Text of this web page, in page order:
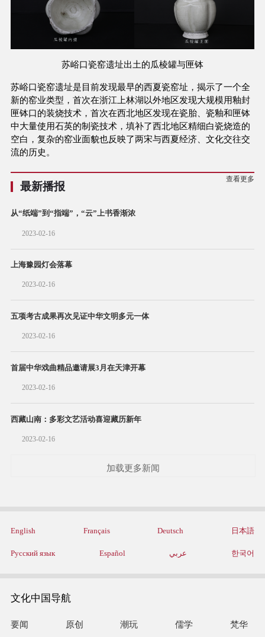
苏峪口瓷窑遗址出土的瓜棱罐与匣钵
苏峪口瓷窑遗址是目前发现最早的西夏瓷窑址，揭示了一个全
新的窑业类型，首次在浙江上林湖以外地区发现大规模用釉封
匣钵口的装烧技术，首次在西北地区发现在瓷胎、瓷釉和匣钵
中大量使用石英的制瓷技术，填补了西北地区精细白瓷烧造的
空白，复杂的窑业面貌也反映了两宋与西夏经济、文化交往交
流的历史。
最新播报
查看更多
从“纸端”到“指端”，“云”上书香渐浓
2023-02-16
上海豫园灯会落幕
2023-02-16
五项考古成果再次见证中华文明多元一体
2023-02-16
首届中华戏曲精品邀请展3月在天津开幕
2023-02-16
西藏山南：多彩文艺活动喜迎藏历新年
2023-02-16
加载更多新闻
English Français Deutsch 日本語
Русский язык Español عربي 한국어
文化中国导航
要闻 原创 潮玩 儒学 梵华